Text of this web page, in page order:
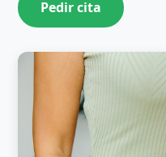
Pedir cita